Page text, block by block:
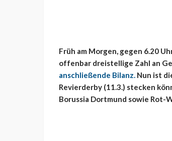
Früh am Morgen, gegen 6.20
offenbar dreistellige Zahl an
anschließende Bilanz. Nun ist
Revierderby (11.3.) stecken
Borussia Dortmund sowie Rot-